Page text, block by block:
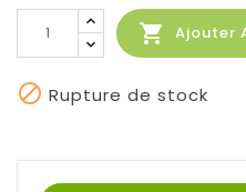
 Ajouter
 Rupture de stock